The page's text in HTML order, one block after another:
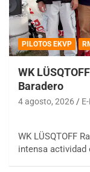
PILOTOS EKVP
WK
Baradero
4 agosto, 2026
WK LÜSQTOFF
intensa actividad